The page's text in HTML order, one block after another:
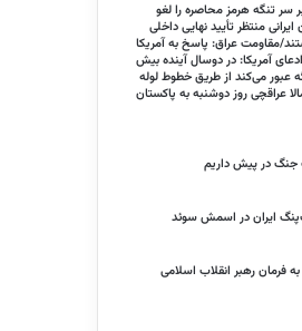
سر تنگه هرمز محاصره را لغو
منتظر تأیید نهایی داخلی
مقاومت عراق: پاسخ به آمریکا
آمریکا: در دوسال آینده بیش
تنگه عبور می‌کند از طریق خطوط لوله
عراقچی روز دوشنبه به پاکستان
جنگ در پیش داریم
ایران در اسمش سوئد
فرمان رهبر انقلاب اسلامی